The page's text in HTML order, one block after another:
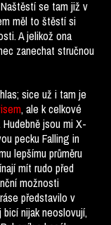
se tam již v
měl to štěstí si
A jelikož ona
zanechat stručnou
sice už i tam je
, ale k celkové
jsou mi X-
pecku Falling in
lepšímu průměru
mít rudo před
možnosti
představilo v
nijak neoslovují,